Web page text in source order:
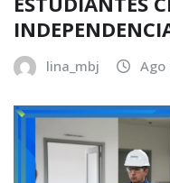
lina_mbj Ago